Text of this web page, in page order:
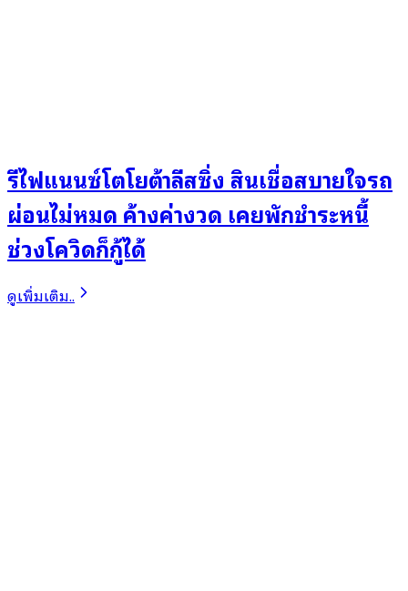
รีไฟแนนซ์โตโยต้าลีสซิ่ง สินเชื่อสบายใจรถ
ผ่อนไม่หมด ค้างค่างวด เคยพักชำระหนี้
ช่วงโควิดก็กู้ได้
ดูเพิ่มเติม..